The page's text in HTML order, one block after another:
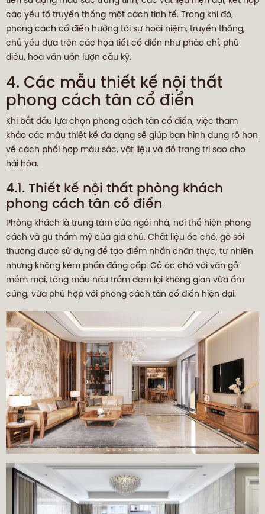
các yếu tố truyền thống một cách tinh tế. Trong khi đó,
phong cách cổ điển hướng tới sự hoài niệm, truyền thống,
chủ yếu dựa trên các họa tiết cổ điển như phào chỉ, phù
điêu, hoa văn uốn lượn cầu kỳ.
4. Các mẫu thiết kế nội thất
phong cách tân cổ điển
Khi bắt đầu lựa chọn phong cách tân cổ điển, việc tham
khảo các mẫu thiết kế đa dạng sẽ giúp bạn hình dung rõ hơn
về cách phối hợp màu sắc, vật liệu và đồ trang trí sao cho
hài hòa.
4.1. Thiết kế nội thất phòng khách
phong cách tân cổ điển
Phòng khách là trung tâm của ngôi nhà, nơi thể hiện phong
cách và gu thẩm mỹ của gia chủ. Chất liệu óc chó, gỗ sồi
thường được sử dụng để tạo điểm nhấn chân thực, tự nhiên
nhưng không kém phần đẳng cấp. Gỗ óc chó với vân gỗ
mềm mại, tông màu nâu trầm đem lại không gian vừa ấm
cúng, vừa phù hợp với phong cách tân cổ điển hiện đại.